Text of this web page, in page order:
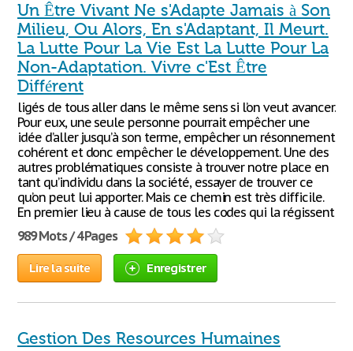
Un Être Vivant Ne s'Adapte Jamais à Son
Milieu, Ou Alors, En s'Adaptant, Il Meurt.
La Lutte Pour La Vie Est La Lutte Pour La
Non-Adaptation. Vivre c'Est Être
Différent
ligés de tous aller dans le même sens si l’on veut avancer.
Pour eux, une seule personne pourrait empêcher une
idée d’aller jusqu’à son terme, empêcher un résonnement
cohérent et donc empêcher le développement. Une des
autres problématiques consiste à trouver notre place en
tant qu’individu dans la société, essayer de trouver ce
qu’on peut lui apporter. Mais ce chemin est très difficile.
En premier lieu à cause de tous les codes qui la régissent
989 Mots / 4 Pages
Lire la suite Enregistrer
Gestion Des Resources Humaines